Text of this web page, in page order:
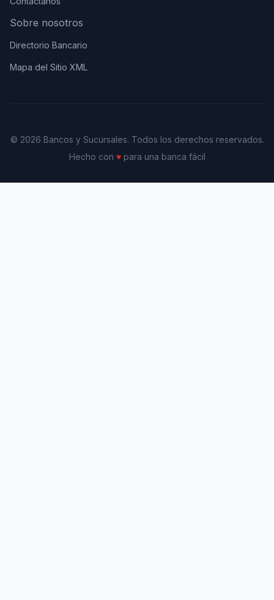
Sobre nosotros
Directorio Bancario
Mapa del Sitio XML
© 2026 Bancos y Sucursales. Todos los derechos reservados.
Hecho con ♥para una banca fácil